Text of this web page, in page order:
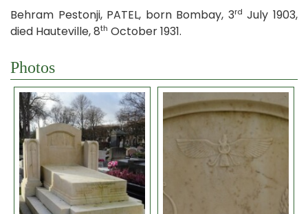
Behram Pestonji, PATEL, born Bombay, 3rd July 1903,
died Hauteville, 8th October 1931.
Photos